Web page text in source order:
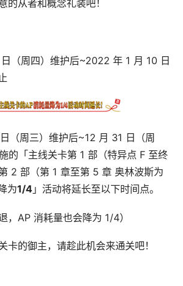
的从者和概念礼装吧！
（周四）维护后~2022 年 1 月 10 日
（周三）维护后~12 月 31 日（周
的「主线关卡第 1 部（特异点 F 至终
2 部（第 1 章至第 5 章 奥林波斯为
为1/4 」活动将延长至以下时间点。
，AP 消耗量也会降为 1/4）
卡的御主，请趁此机会来通关吧！